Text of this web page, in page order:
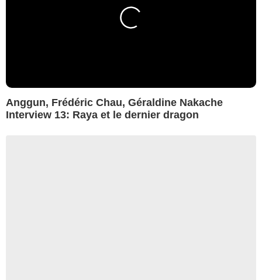
Anggun, Frédéric Chau, Géraldine Nakache
Interview 13: Raya et le dernier dragon